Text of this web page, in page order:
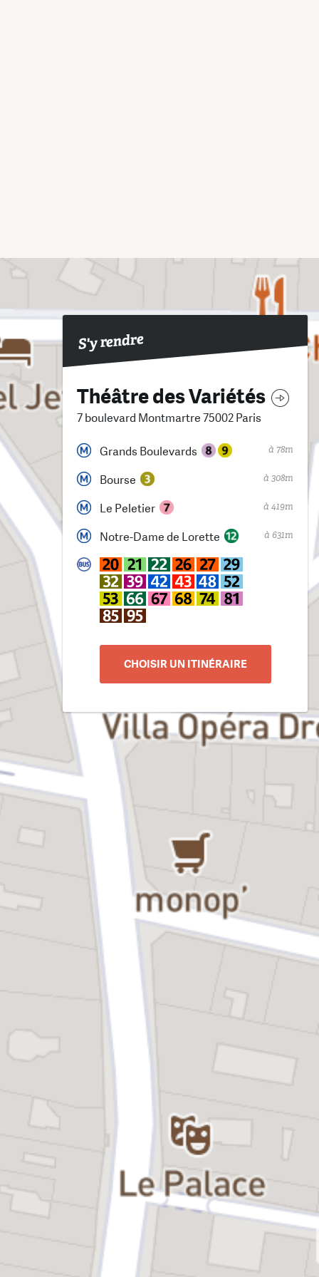
S'y rendre
Théâtre des Variétés
7 boulevard Montmartre 75002 Paris
Grands Boulevards à 78m
Bourse à 308m
Le Peletier à 419m
Notre-Dame de Lorette à 631m
CHOISIR UN ITINÉRAIRE